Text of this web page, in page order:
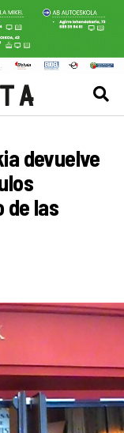
devuelve
de las